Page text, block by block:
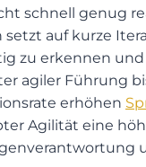
schnell genug
auf kurze
zu erkennen
agiler Führung
erhöhen
Agilität eine